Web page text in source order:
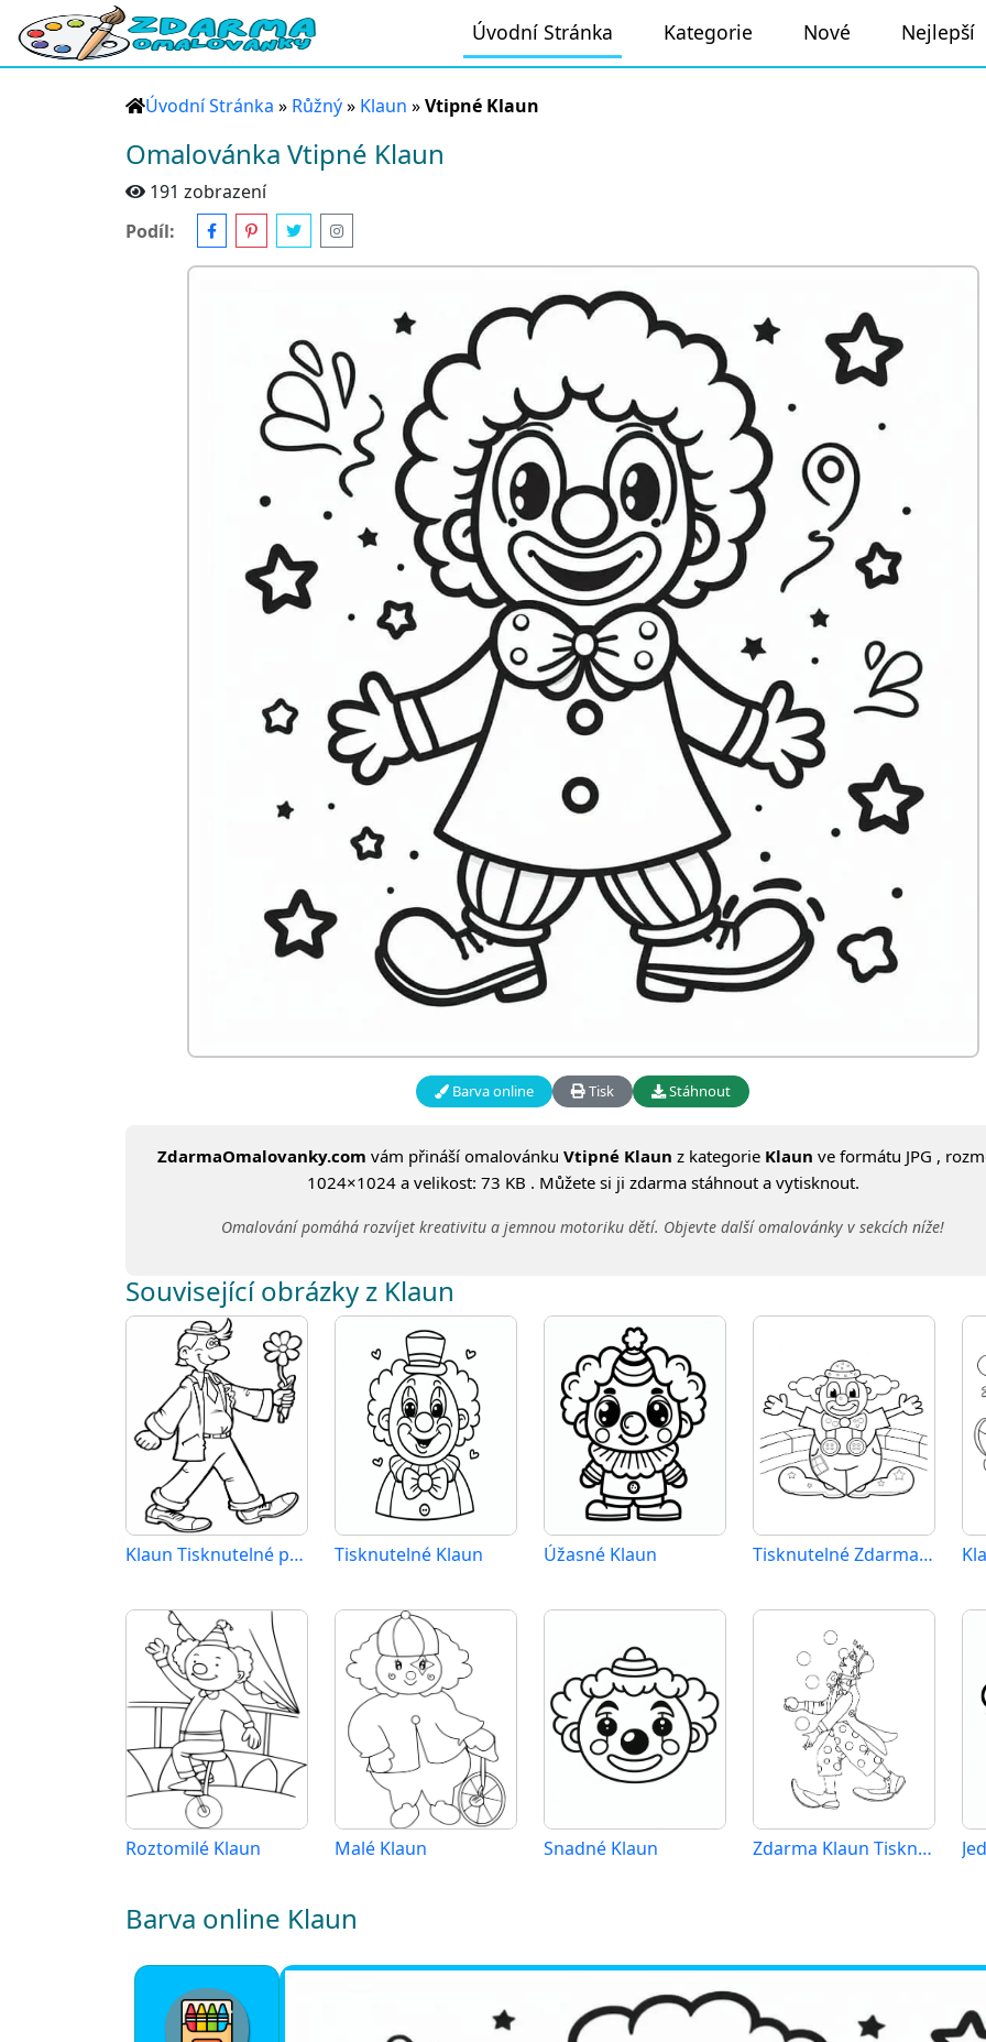
Úvodní Stránka Kategorie Nové Nejlepší
Úvodní Stránka » Růžný» Klaun »Vtipné Klaun
Omalovánka Vtipné Klaun
191 zobrazení
Podíl:
Barva online Tisk Stáhnout
ZdarmaOmalovanky.com vám přináší omalovánku Vtipné Klaun z kategorie Klaun ve formátu JPG ,
1024×1024 a velikost: 73 KB . Můžete si ji zdarma stáhnout a vytisknout.
Omalování pomáhá rozvíjet kreativitu a jemnou motoriku dětí. Objevte další omalovánky v sekcích níže!
Související obrázky z Klaun
Klaun Tisknutelné pro Děti Tisknutelné Klaun Úžasné Klaun Tisknutelné Zdarma Klaun
Roztomilé Klaun Malé Klaun Snadné Klaun Zdarma Klaun Tisknutelné
Barva online Klaun